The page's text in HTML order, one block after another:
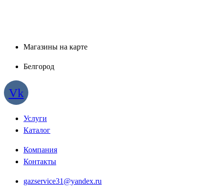
Магазины на карте
Белгород
Vk
Услуги
Каталог
Компания
Контакты
gazservice31@yandex.ru